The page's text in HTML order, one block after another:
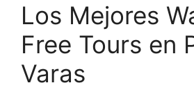
Los Mejores
Free Tours en
Varas